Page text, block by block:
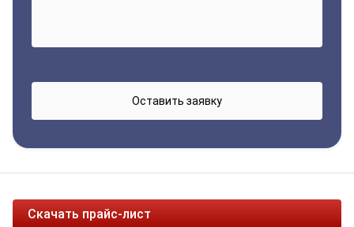
Скачать прайс-лист